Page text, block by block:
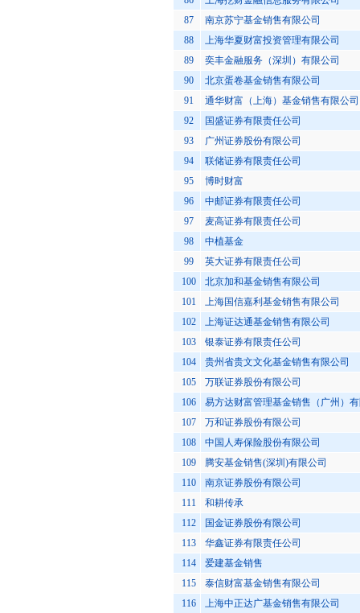
87
南京苏宁基金销售有限公司
88
上海华夏财富投资管理有限公司
89
奕丰金融服务（深圳）有限公司
90
北京蛋卷基金销售有限公司
91
通华财富（上海）基金销售有限公司
92
国盛证券有限责任公司
93
广州证券股份有限公司
94
联储证券有限责任公司
95
博时财富
96
中邮证券有限责任公司
97
麦高证券有限责任公司
98
中植基金
99
英大证券有限责任公司
100
北京加和基金销售有限公司
101
上海国信嘉利基金销售有限公司
102
上海证达通基金销售有限公司
103
银泰证券有限责任公司
104
贵州省贵文文化基金销售有限公司
105
万联证券股份有限公司
106
易方达财富管理基金销售（广州）
107
万和证券股份有限公司
108
中国人寿保险股份有限公司
109
腾安基金销售(深圳)有限公司
110
南京证券股份有限公司
111
和耕传承
112
国金证券股份有限公司
113
华鑫证券有限责任公司
114
爱建基金销售
115
泰信财富基金销售有限公司
116
上海中正达广基金销售有限公司